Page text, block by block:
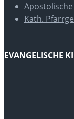
Kath.
EVANGELISCHE